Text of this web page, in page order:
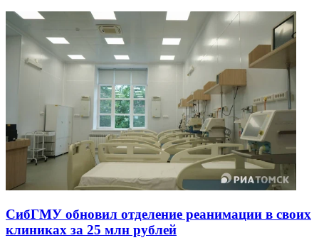
СибГМУ обновил отделение реанимации в своих
клиниках за 25 млн рублей